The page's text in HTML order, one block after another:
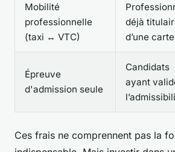
Mobilité
professionnelle
(taxi ↔ VTC)
déjà
d’une carte
Épreuve
d'admission seule
Candidats
ayant
Ces frais ne comprennent pas la